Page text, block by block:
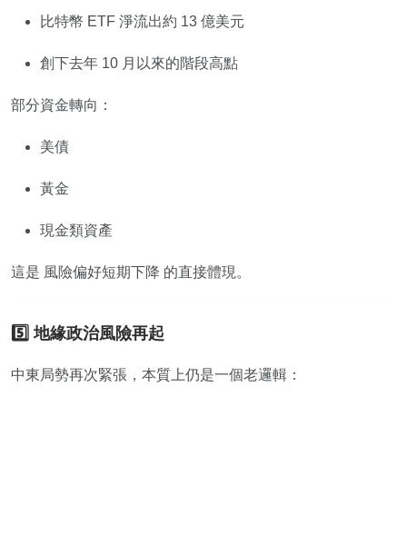
比特幣 ETF 淨流出約 13 億美元
創下去年 10 月以來的階段高點
部分資金轉向：
美債
黃金
現金類資產
這是 風險偏好短期下降 的直接體現。
5️⃣ 地緣政治風險再起
中東局勢再次緊張，本質上仍是一個老邏輯：